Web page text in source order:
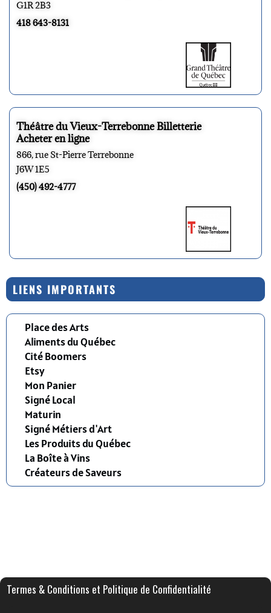
G1R 2B3
418 643-8131
Théâtre du Vieux-Terrebonne Billetterie
Acheter en ligne
866, rue St-Pierre Terrebonne
J6W 1E5
(450) 492-4777
LIENS IMPORTANTS
Place des Arts
Aliments du Québec
Cité Boomers
Etsy
Mon Panier
Signé Local
Maturin
Signé Métiers d'Art
Les Produits du Québec
La Boîte à Vins
Créateurs de Saveurs
Termes & Conditions et Politique de Confidentialité